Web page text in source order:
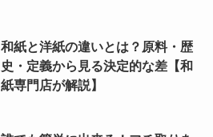
和紙と洋紙の違いとは？原料・歴
史・定義から見る決定的な差【和
紙専門店が解説】